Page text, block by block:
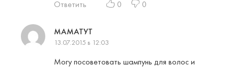
Ответить
0 0
МАМАТУТ
13.07.2015 в 12:03
Могу посоветовать шампунь для волос и